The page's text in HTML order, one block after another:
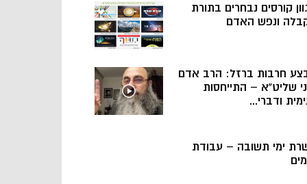
קורסים נבחרים בתורת
ונפש האדם
חרבות ברזל: הרב אדם
שליט”א – התייחסות
ודברי...
ימי תשובה – עבודת